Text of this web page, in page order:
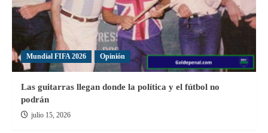
Mundial FIFA 2026 Opinión
Las guitarras llegan donde la política y el fútbol no
podrán
julio 15, 2026